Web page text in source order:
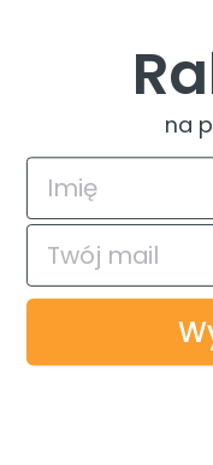
4.9
Na podstawie
© 2026
na